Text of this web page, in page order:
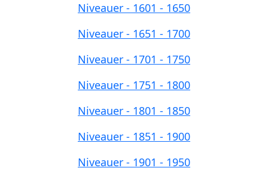
Niveauer - 1601 - 1650
Niveauer - 1651 - 1700
Niveauer - 1701 - 1750
Niveauer - 1751 - 1800
Niveauer - 1801 - 1850
Niveauer - 1851 - 1900
Niveauer - 1901 - 1950